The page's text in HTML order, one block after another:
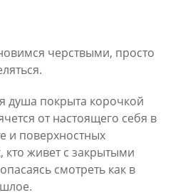
черствыми, просто
душа покрыта корочкой
от настоящего себя в
и поверхностных
кто живет с закрытыми
смотреть как в